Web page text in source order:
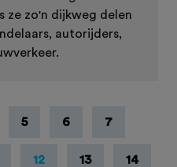
ze zo'n dijkweg delen
autorijders,
5 6 7
12 13 14